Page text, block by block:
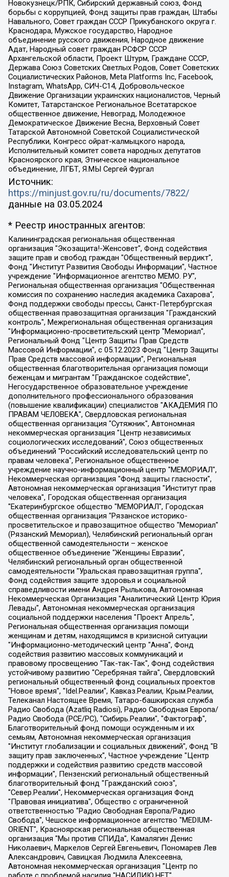
Новокузнецк/РПК, Сибирский державный союз, Фонд
борьбы с коррупцией, Фонд защиты прав граждан, Штабы
Навального, Совет граждан СССР Прикубанского округа г.
Краснодара, Мужское государство, Народное
объединение русского движения, Народное движение
Адат, Народный совет граждан РСФСР СССР
Архангельской области, Проект Штурм, Граждане СССР,
Держава Союз Советских Светлых Родов, Совет Советских
Социалистических Районов, Meta Platforms Inc, Facebook,
Instagram, WhatsApp, СИЧ-С14, Добровольческое
Движение Организации украинских националистов, Черный
Комитет, Татарстанское Региональное Всетатарское
общественное движение, Невоград, Молодежное
Демократическое Движение Весна, Верховный Совет
Татарской Автономной Советской Социалистической
Республики, Конгресс ойрат-калмыцкого народа,
Исполнительный комитет совета народных депутатов
Красноярского края, Этническое национальное
объединение, ЛГБТ, Я.МЫ Сергей Фургал
Источник:
https://minjust.gov.ru/ru/documents/7822/
данные на 03.05.2024
* Реестр иностранных агентов:
Калининградская региональная общественная организация "Экозащита!-Женсовет", Фонд содействия защите прав и свобод граждан "Общественный вердикт", Фонд "Институт Развития Свободы Информации", Частное учреждение "Информационное агентство МЕМО. РУ", Региональная общественная организация "Общественная комиссия по сохранению наследия академика Сахарова", Фонд поддержки свободы прессы, Санкт-Петербургская общественная правозащитная организация "Гражданский контроль", Межрегиональная общественная организация "Информационно-просветительский центр "Мемориал", Региональный Фонд "Центр Защиты Прав Средств Массовой Информации", с 05.12.2023 Фонд "Центр Защиты Прав Средств массовой информации", Региональная общественная благотворительная организация помощи беженцам и мигрантам "Гражданское содействие", Негосударственное образовательное учреждение дополнительного профессионального образования (повышение квалификации) специалистов "АКАДЕМИЯ ПО ПРАВАМ ЧЕЛОВЕКА", Свердловская региональная общественная организация "Сутяжник", Автономная некоммерческая организация "Центр независимых социологических исследований", Союз общественных объединений "Российский исследовательский центр по правам человека", Региональное общественное учреждение научно-информационный центр "МЕМОРИАЛ", Некоммерческая организация "Фонд защиты гласности", Автономная некоммерческая организация "Институт прав человека", Городская общественная организация "Екатеринбургское общество "МЕМОРИАЛ", Городская общественная организация "Рязанское историко-просветительское и правозащитное общество "Мемориал" (Рязанский Мемориал), Челябинский региональный орган общественной самодеятельности – женское общественное объединение "Женщины Евразии", Челябинский региональный орган общественной самодеятельности "Уральская правозащитная группа", Фонд содействия защите здоровья и социальной справедливости имени Андрея Рылькова, Автономная Некоммерческая Организация "Аналитический Центр Юрия Левады", Автономная некоммерческая организация социальной поддержки населения "Проект Апрель", Региональная общественная организация помощи женщинам и детям, находящимся в кризисной ситуации "Информационно-методический центр "Анна", Фонд содействия развитию массовых коммуникаций и правовому просвещению "Так-так-Так", Фонд содействия устойчивому развитию "Серебряная тайга", Свердловский региональный общественный фонд социальных проектов "Новое время", "Idel.Реалии", Кавказ.Реалии, Крым.Реалии, Телеканал Настоящее Время, Татаро-башкирская служба Радио Свобода (Azatliq Radiosi), Радио Свободная Европа/Радио Свобода (PCE/PC), "Сибирь.Реалии", "Фактограф", Благотворительный фонд помощи осужденным и их семьям, Автономная некоммерческая организация "Институт глобализации и социальных движений", Фонд "В защиту прав заключенных", Частное учреждение "Центр поддержки и содействия развитию средств массовой информации", Пензенский региональный общественный благотворительный фонд "Гражданский союз", "Север.Реалии", Некоммерческая организация Фонд "Правовая инициатива", Общество с ограниченной ответственностью "Радио Свободная Европа/Радио Свобода", Чешское информационное агентство "MEDIUM-ORIENT", Красноярская региональная общественная организация "Мы против СПИДа", Камалягин Денис Николаевич, Маркелов Сергей Евгеньевич, Пономарев Лев Александрович, Савицкая Людмила Алексеевна, Автономная некоммерческая организация "Центр по работе с проблемой насилия "НАСИЛИЮ.НЕТ", Межрегиональный профессиональный союз работников здравоохранения "Альянс врачей", Юридическое лицо, зарегистрированное в Латвийской Республике, SIA "Medusa Project" (регистрационный номер 40103797863, дата регистрации 10.06.2014), Некоммерческая организация "Фонд по борьбе с коррупцией", Автономная некоммерческая организация "Институт права и публичной политики", Баданин Роман Сергеевич, Гликин Максим Александрович, Железнова Мария Михайловна, Лукьянова Юлия Сергеевна, Маетная Елизавета Витальевна, Маняхин Петр Борисович, Чуракова Ольга Владимировна, Ярош Юлия Петровна, Юридическое лицо "The Insider SIA", зарегистрированное в Риге, Латвийская Республика (дата регистрации 26.06.2015), являющееся администратором доменного имени интернет-издания "The Insider SIA", https://theins.ru, Постернак Алексей Евгеньевич, Рубин Михаил Аркадьевич, Анин Роман Александрович, Юридическое лицо Istories fonds, зарегистрированное в Латвийской Республике (регистрационный номер 50008295751, дата регистрации 24.02.2020), Великовский Дмитрий Александрович, Долинина Ирина Николаевна, Мароховская Алеся Алексеевна, Шлейнов Роман Юрьевич, Шмагун Олеся Валентиновна, Общество с ограниченной ответственностью "Альтаир 2021", Общество с ограниченной ответственностью "Вега 2021", Общество с ограниченной ответственностью "Главный редактор 2021", Общество с ограниченной ответственностью "Ромашки монолит", Важенков Артем Валерьевич, Ивановская областная общественная организация "Центр гендерных исследований", Гурман Юрий Альбертович, Медиапроект "ОВД-Инфо", Егоров Владимир Владимирович, Жилинский Владимир Александрович, Общество с ограниченной ответственностью "ЗП", Иванова София Юрьевна, Карезина Инна Павловна, Кильтау Екатерина Викторовна, Петров Алексей Викторович, Пискунов Сергей Евгеньевич, Смирнов Сергей Сергеевич, Тихонов Михаил Сергеевич, Общество с ограниченной ответственностью "ЖУРНАЛИСТ-ИНОСТРАННЫЙ АГЕНТ", Арапова Галина Юрьевна, Вольтская Татьяна Анатольевна, Американская компания "Mason G.E.S. Anonymous Foundation" (США), являющаяся владельцем интернет-издания https://mnews.world/, Компания "Stichting Bellingcat", зарегистрированная в Нидерландах (дата регистрации 11.07.2018), Захаров Андрей Вячеславович, Клепиковская Екатерина Дмитриевна, Общество с ограниченной ответственностью "МЕМО", Перл Роман Александрович, Симонов Евгений Алексеевич, Соловьева Елена Анатольевна, Сотников Даниил Владимирович, Сурначева Елизавета Дмитриевна, Автономная некоммерческая организация по защите прав человека и информированию населения "Якутия – Наше Мнение", Общество с ограниченной ответственностью "Москоу диджитал медиа", с 26.01.2023 Общество с ограниченной ответственностью "Чайка Белые сады", Ветошкина Валерия Валерьевна, Заговора Максим Александрович, Межрегиональное общественное движение "Российская ЛГБТ - сеть", Оленичев Максим Владимирович, Павлов Иван Юрьевич, Скворцова Елена Сергеевна, Общество с ограниченной ответственностью "Как бы инагент", Кочетков Игорь Викторович, Общество с ограниченной ответственностью "Честные выборы", Еланчик Олег Александрович, Общество с ограниченной ответственностью "Нобелевский призыв", Гималова Регина Эмилевна, Григорьев Андрей Валерьевич, Григорьева Алина Александровна, Ассоциация по содействию защите прав призывников, альтернативнослужащих и военнослужащих "Правозащитная группа "Гражданин.Армия.Право", Хисамова Регина Фаритовна, Автономная некоммерческая организация по реализации социально-правовых программ "Лилит", Дальневосточное общественное движение "Маяк", Санкт-Петербургская ЛГБТ-инициативная группа "Выход", Инициативная группа ЛГБТ+ "Реверс", Алексеев Андрей Викторович, Бекбулатова Таисия Львовна, Беляев Иван Михайлович, Владыкина Елена Сергеевна, Гельман Марат Александрович, Никульшина Вероника Юрьевна, Толоконникова Надежда Андреевна, Шендерович Виктор Анатольевич, Общество с ограниченной ответственностью "Данное сообщение", Общество с ограниченной ответственностью Издательский дом "Новая глава", Айнбиндер Александра Александровна, Московский комьюнити-центр для ЛГБТ+инициатив, Благотворительный фонд развития филантропии, Deutsche Welle (Германия, Kurt-Schumacher-Strasse 3, 53113 Bonn), Борзунова Мария Михайловна, Воробьев Виктор Викторович, Голубева Анна Львовна, Константинова Алла Михайловна, Малкова Ирина Владимировна, Мурадов Мурад Абдулгалимович, Осетинская Елизавета Николаевна, Понасенков Евгений Николаевич, Ганапольский Матвей Юрьевич, Киселев Евгений Алексеевич, Борухович Ирина Григорьевна, Дремин Иван Тимофеевич, Дубровский Дмитрий Викторович, Красноярская региональная общественная организация поддержки и развития альтернативных образовательных технологий и межкультурных коммуникаций "ИНТЕРРА", Маяковская Екатерина Алексеевна, Фейгин Марк Захарович, Филимонов Андрей Викторович, Дзугкоева Регина Николаевна, Доброхотов Роман Александрович, Дудь Юрий Александрович, Елкин Сергей Владимирович, Кругликов Кирилл Игоревич, Сабунаева Мария Леонидовна, Семенов Алексей Владимирович, Шаинян Карен Багратович, Шульман Екатерина Михайловна, Асафьев Артур Валерьевич, Вахштайн Виктор Семенович, Венедиктов Алексей Алексеевич, Лушникова Екатерина Евгеньевна, Волков Леонид Михайлович, Невзоров Александр Глебович, Пархоменко Сергей Борисович, Сироткин Ярослав Николаевич, Кара-Мурза Владимир Владимирович, Баранова Наталья Владимировна, Гозман Леонид Яковлевич, Кагарлицкий Борис Юльевич, Климарев Михаил Валерьевич, Милов Владимир Станиславович, Автономная некоммерческая организация Краснодарский центр современного искусства "Типография", Моргенштерн Алишер Тагирович, Соболь Любовь Эдуардовна, Общество с ограниченной ответственностью "ЛИЗА НОРМ", Каспаров Гарри Кимович, Ходорковский Михаил Борисович, Общество с ограниченной ответственностью "Апрельские тезисы", Данилович Ирина Брониславовна, Кашин Олег Владимирович, Петров Николай Владимирович, Пивоваров Алексей Владимирович, Соколов Михаил Владимирович, Цветкова Юлия Владимировна, Чичваркин Евгений Александрович, Комитет против пыток/Команда против пыток, Общество с ограниченной ответственностью "Первый научный", Общество с ограниченной ответственностью "Вертолет и ко", Белоцерковская Вероника Борисовна, Кац Максим Евгеньевич, Лазарева Татьяна Юрьевна, Шаведдинов Руслан Табризович, Яшин Илья Валерьевич, Общество с ограниченной ответственностью "Иноагент ААВ", Алешковский Дмитрий Петрович, Альбац Евгения Марковна, Быков Дмитрий Львович, Галямина Юлия Евгеньевна, Лойко Сергей Леонидович, Мартынов Кирилл Константинович, Медведев Сергей Александрович, Крашенинников Федор Геннадиевич, Гордеева Катерина Вл